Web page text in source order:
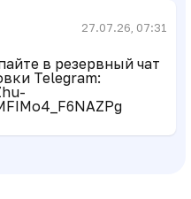
27.07.26, 07:31
в резервный чат
Telegram: